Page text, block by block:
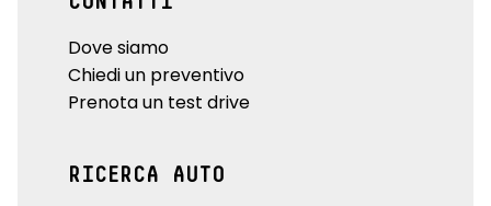
Dove siamo
Chiedi un preventivo
Prenota un test drive
RICERCA AUTO